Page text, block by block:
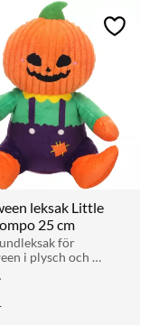
leksak Little
25 cm
för
i plysch och
för extra
Mått: 20x25 cm.
i alla åldrar.
Lägg